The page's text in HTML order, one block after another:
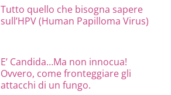
Tutto quello che bisogna sapere
sull’HPV (Human Papilloma Virus)
E’ Candida…Ma non innocua!
Ovvero, come fronteggiare gli
attacchi di un fungo.